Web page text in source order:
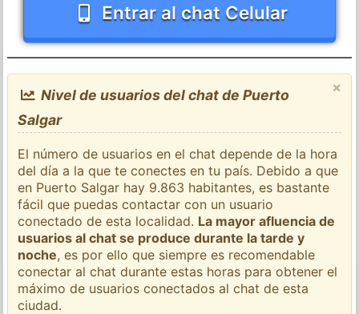
Entrar al chat Celular
×
Nivel de usuarios del chat de Puerto
Salgar
El número de usuarios en el chat depende de la hora
del día a la que te conectes en tu país. Debido a que
en Puerto Salgar hay 9.863 habitantes, es bastante
fácil que puedas contactar con un usuario
conectado de esta localidad. La mayor afluencia de
usuarios al chat se produce durante la tarde y
noche, es por ello que siempre es recomendable
conectar al chat durante estas horas para obtener el
máximo de usuarios conectados al chat de esta
ciudad.